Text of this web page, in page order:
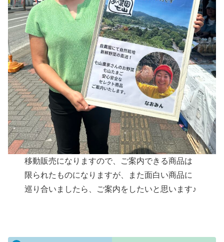
移動販売になりますので、ご案内できる商品は
限られたものになりますが、また面白い商品に
巡り合いましたら、ご案内をしたいと思います♪